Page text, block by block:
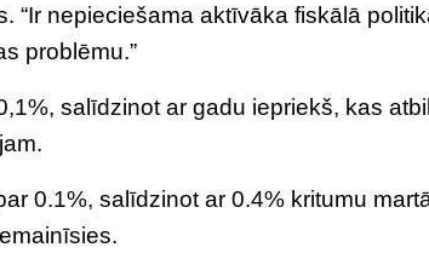
“Ir nepieciešama aktīvāka fiskālā
problēmu.”
salīdzinot ar gadu iepriekš, kas
0.1%, salīdzinot ar 0.4% kritumu